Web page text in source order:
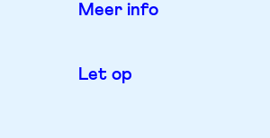
Meer info
Let op